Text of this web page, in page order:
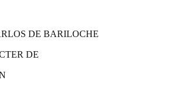
DE BARILOCHE
DE